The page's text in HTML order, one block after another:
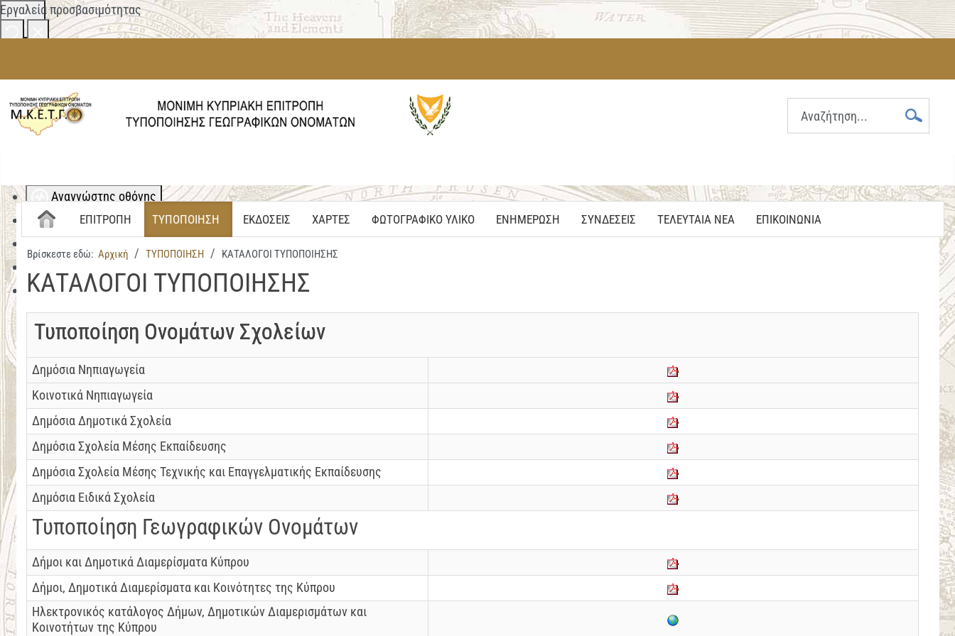
Εργαλεία προσβασιμότητας
Μονόχρωμο
Χαμηλή αντίθεση
Ψηλή αντίθεση
Αναγνώστης οθόνης
Περισσότερα
Απόσταση γραμμάτων 100%
ΕΠΙΤΡΟΠΗ ΤΥΠΟΠΟΙΗΣΗ ΕΚΔΟΣΕΙΣ ΧΑΡΤΕΣ ΦΩΤΟΓΡΑΦΙΚΟ ΥΛΙΚΟ ΕΝΗΜΕΡΩΣΗ ΣΥΝΔΕΣΕΙΣ ΤΕΛΕΥΤΑΙΑ ΝΕΑ ΕΠΙΚΟΙΝΩΝΙΑ
Βρίσκεστε εδώ: Αρχική ΤΥΠΟΠΟΙΗΣΗ ΚΑΤΑΛΟΓΟΙ ΤΥΠΟΠΟΙΗΣΗΣ
ΚΑΤΑΛΟΓΟΙ ΤΥΠΟΠΟΙΗΣΗΣ
Τυποποίηση Ονομάτων Σχολείων
Δημόσια Νηπιαγωγεία
Κοινοτικά Νηπιαγωγεία
Δημόσια Δημοτικά Σχολεία
Δημόσια Σχολεία Μέσης Εκπαίδευσης
Δημόσια Σχολεία Μέσης Τεχνικής και Επαγγελματικής Εκπαίδευσης
Δημόσια Ειδικά Σχολεία
Τυποποίηση Γεωγραφικών Ονομάτων
Δήμοι και Δημοτικά Διαμερίσματα Κύπρου
Δήμοι, Δημοτικά Διαμερίσματα και Κοινότητες της Κύπρου
Ηλεκτρονικός κατάλογος Δήμων, Δημοτικών Διαμερισμάτων και
Κοινοτήτων της Κύπρου